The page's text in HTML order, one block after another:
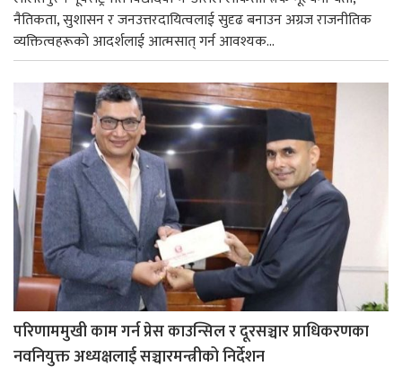
नैतिकता, सुशासन र जनउत्तरदायित्वलाई सुदृढ बनाउन अग्रज राजनीतिक
व्यक्तित्वहरूको आदर्शलाई आत्मसात् गर्न आवश्यक...
परिणाममुखी काम गर्न प्रेस काउन्सिल र दूरसञ्चार प्राधिकरणका
नवनियुक्त अध्यक्षलाई सञ्चारमन्त्रीको निर्देशन